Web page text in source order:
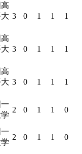
3 0 1 1 1
3 0 1 1 1
3 0 1 1 1
2 0 1 1 0
2 0 1 1 0